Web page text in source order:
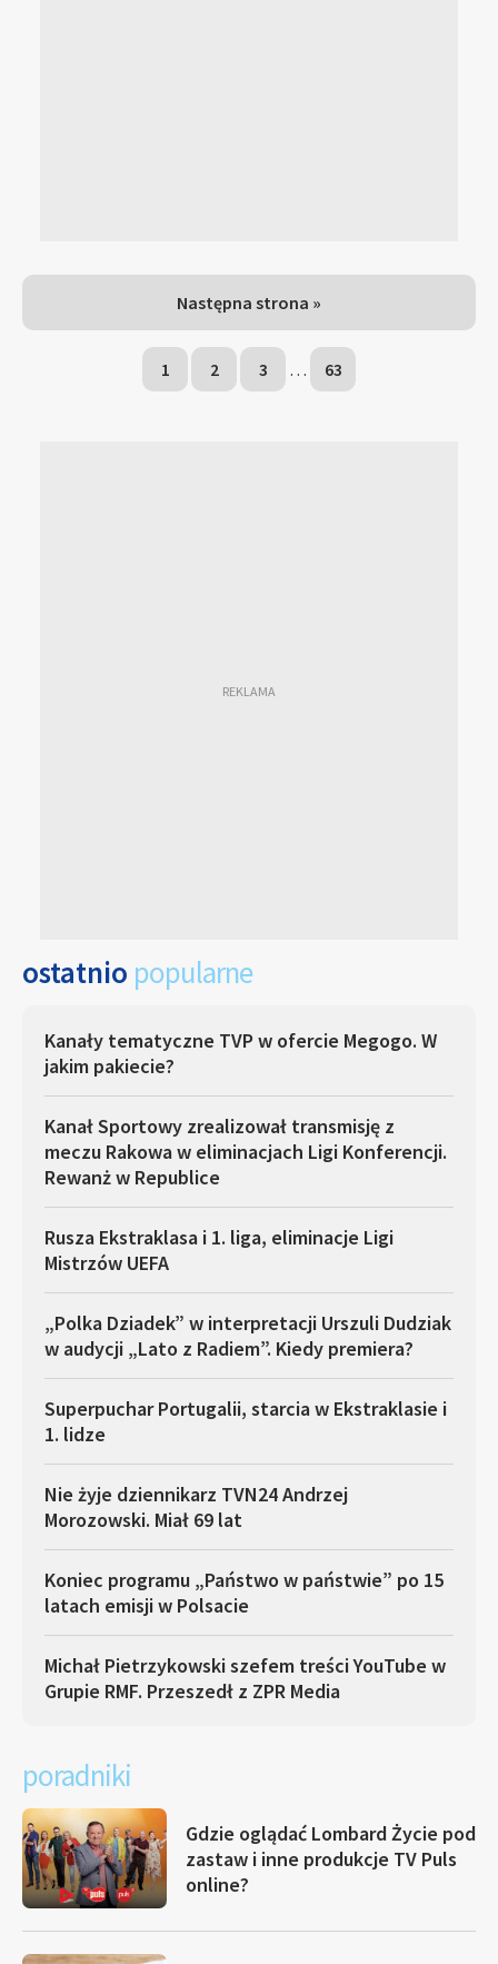
Następna strona »
1 2 3 … 63
ostatnio popularne
Kanały tematyczne TVP w ofercie Megogo. W
jakim pakiecie?
Kanał Sportowy zrealizował transmisję z
meczu Rakowa w eliminacjach Ligi Konferencji.
Rewanż w Republice
Rusza Ekstraklasa i 1. liga, eliminacje Ligi
Mistrzów UEFA
„Polka Dziadek” w interpretacji Urszuli Dudziak
w audycji „Lato z Radiem”. Kiedy premiera?
Superpuchar Portugalii, starcia w Ekstraklasie i
1. lidze
Nie żyje dziennikarz TVN24 Andrzej
Morozowski. Miał 69 lat
Koniec programu „Państwo w państwie” po 15
latach emisji w Polsacie
Michał Pietrzykowski szefem treści YouTube w
Grupie RMF. Przeszedł z ZPR Media
poradniki
Gdzie oglądać Lombard Życie pod
zastaw i inne produkcje TV Puls
online?